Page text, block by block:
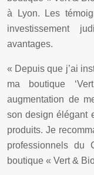
à Lyon. Les
investissement
avantages.
« Depuis que j’ai
ma boutique
augmentation de
son design élégant
produits. Je
professionnels du
boutique « Vert &